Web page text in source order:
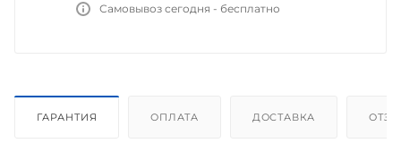
Самовывоз сегодня - бесплатно
ГАРАНТИЯ ОПЛАТА ДОСТАВКА